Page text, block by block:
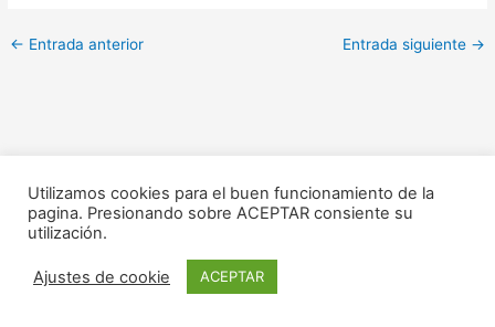
← Entrada anterior Entrada siguiente →
Desarrollado por -
Infosolution. Desarrollo web en Alicante
Utilizamos cookies para el buen funcionamiento de la
pagina. Presionando sobre ACEPTAR consiente su
utilización.
Ajustes de cookie ACEPTAR